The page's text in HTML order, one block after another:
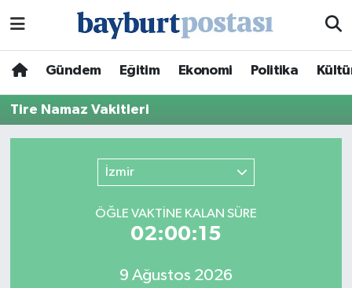
Gündem Eğitim Ekonomi Politika
Tire Namaz Vakitleri
İzmir
ÖĞLE VAKTİNE KALAN SÜRE
02:00:15
9 Ağustos 2026
Hava Durumu
Namaz Vakitleri
Trafik Durumu
Süper Lig Puan Durumu ve Fikstür